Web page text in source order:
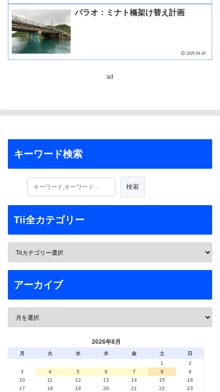
パラオ：ミナト橋架け替え計画
2025-09-16
ad
キーワード検索
Tii全カテゴリー
アーカイブ
2026年8月
月 火 水 木 金 土
日
1
2
3
4 5 6 7 8
9
10
11 12 13 14 15
16
17
18 19 20 21 22 23